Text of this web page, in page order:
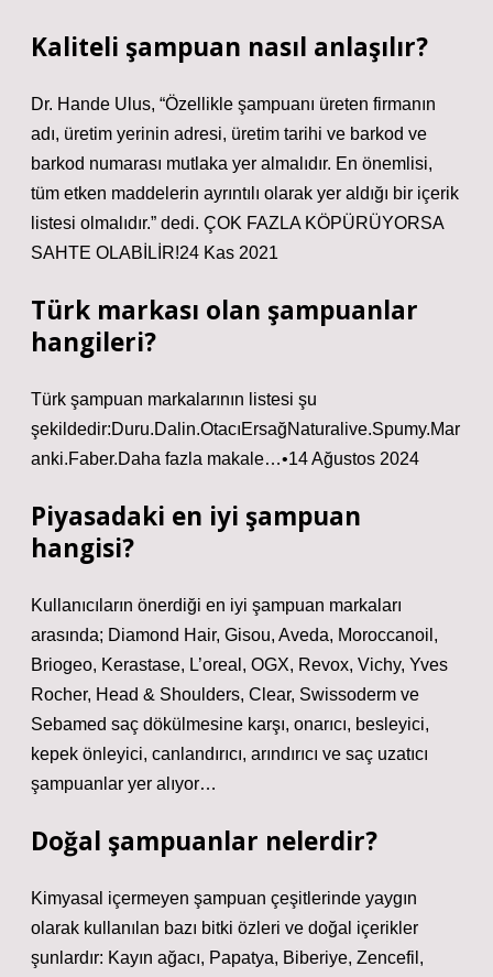
Kaliteli şampuan nasıl anlaşılır?
Dr. Hande Ulus, “Özellikle şampuanı üreten firmanın
adı, üretim yerinin adresi, üretim tarihi ve barkod ve
barkod numarası mutlaka yer almalıdır. En önemlisi,
tüm etken maddelerin ayrıntılı olarak yer aldığı bir içerik
listesi olmalıdır.” dedi. ÇOK FAZLA KÖPÜRÜYORSA
SAHTE OLABİLİR!24 Kas 2021
Türk markası olan şampuanlar
hangileri?
Türk şampuan markalarının listesi şu
şekildedir:Duru.Dalin.OtacıErsağNaturalive.Spumy.Mar
anki.Faber.Daha fazla makale…•14 Ağustos 2024
Piyasadaki en iyi şampuan
hangisi?
Kullanıcıların önerdiği en iyi şampuan markaları
arasında; Diamond Hair, Gisou, Aveda, Moroccanoil,
Briogeo, Kerastase, L’oreal, OGX, Revox, Vichy, Yves
Rocher, Head & Shoulders, Clear, Swissoderm ve
Sebamed saç dökülmesine karşı, onarıcı, besleyici,
kepek önleyici, canlandırıcı, arındırıcı ve saç uzatıcı
şampuanlar yer alıyor…
Doğal şampuanlar nelerdir?
Kimyasal içermeyen şampuan çeşitlerinde yaygın
olarak kullanılan bazı bitki özleri ve doğal içerikler
şunlardır: Kayın ağacı, Papatya, Biberiye, Zencefil,